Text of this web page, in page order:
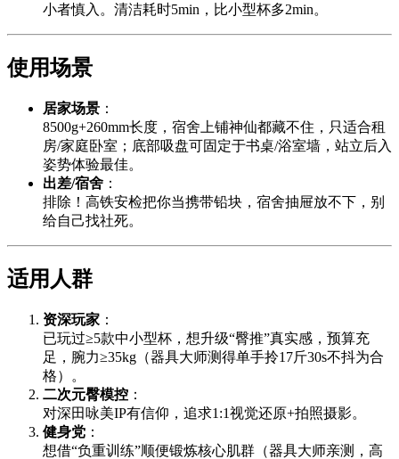
小者慎入。清洁耗时5min，比小型杯多2min。
使用场景
居家场景 ：
8500g+260mm长度，宿舍上铺神仙都藏不住，只适合租
房/家庭卧室；底部吸盘可固定于书桌/浴室墙，站立后入
姿势体验最佳。
出差/宿舍 ：
排除！高铁安检把你当携带铅块，宿舍抽屉放不下，别
给自己找社死。
适用人群
资深玩家 ：
已玩过≥5款中小型杯，想升级“臀推”真实感，预算充
足，腕力≥35kg（器具大师测得单手拎17斤30s不抖为合
格）。
二次元臀模控 ：
对深田咏美IP有信仰，追求1:1视觉还原+拍照摄影。
健身党 ：
想借“负重训练”顺便锻炼核心肌群（器具大师亲测，高